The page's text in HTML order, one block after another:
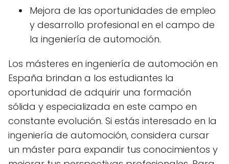
Mejora de las oportunidades de empleo
y desarrollo profesional en el campo de
la ingeniería de automoción.
Los másteres en ingeniería de automoción en
España brindan a los estudiantes la
oportunidad de adquirir una formación
sólida y especializada en este campo en
constante evolución. Si estás interesado en la
ingeniería de automoción, considera cursar
un máster para expandir tus conocimientos y